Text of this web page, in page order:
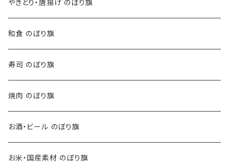
やきとり・唐揚げ のぼり旗
和食 のぼり旗
寿司 のぼり旗
焼肉 のぼり旗
お酒・ビール のぼり旗
お米・国産素材 のぼり旗